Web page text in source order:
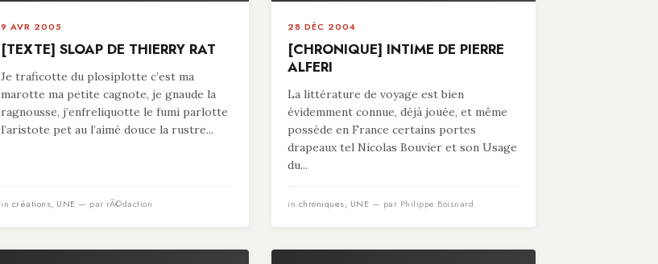
9 AVR 2005
[TEXTE] SLOAP DE THIERRY RAT
Je traficotte du plosiplotte c’est ma
marotte ma petite cagnote, je gnaude la
ragnousse, j’enfreliquotte le fumi parlotte
l’aristote pet au l’aimé douce la rustre...
in créations, UNE — par rÃ©daction
28 DÉC 2004
[CHRONIQUE] INTIME DE PIERRE
ALFERI
La littérature de voyage est bien
évidemment connue, déjà jouée, et même
possède en France certains portes
drapeaux tel Nicolas Bouvier et son Usage
du...
in chroniques, UNE — par Philippe Boisnard